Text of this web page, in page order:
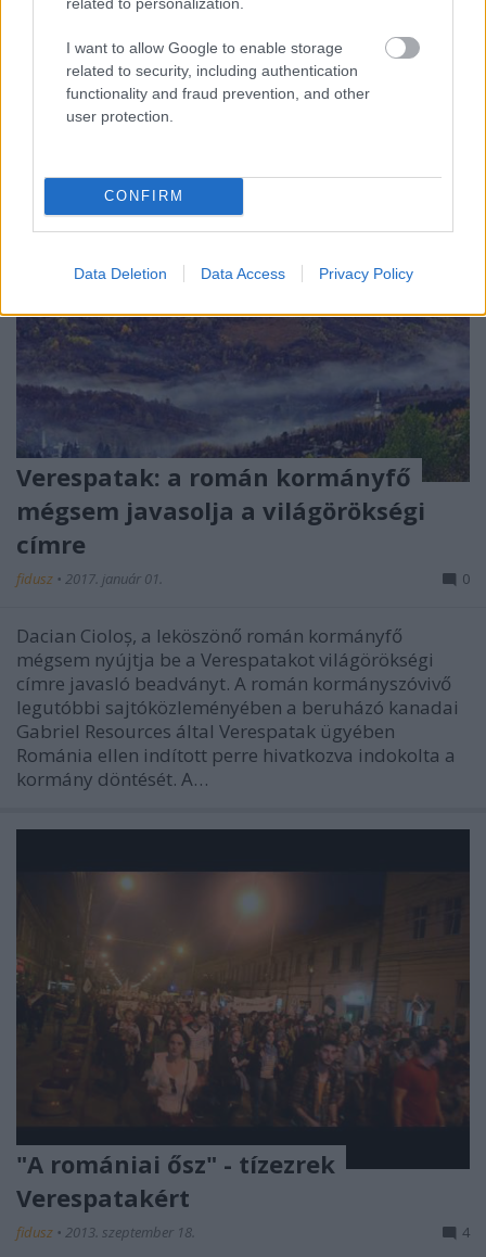
I want to allow Google to enable storage
related to security, including authentication
functionality and fraud prevention, and other
user protection.
CONFIRM
Data Deletion Data Access Privacy Policy
ezzel foglalkozó nemzetközi szervezetnek, az
UNESCO-nak. Ez a lépés remélhetőleg azt jelenti,
hogy Verespatak megmenekül, és nem épülhet meg
a cianidos technológiájú…
Verespatak: a román kormányfő
mégsem javasolja a világörökségi
címre
fidusz • 2017. január 01. 0
Dacian Cioloș, a leköszönő román kormányfő
mégsem nyújtja be a Verespatakot világörökségi
címre javasló beadványt. A román kormányszóvivő
legutóbbi sajtóközleményében a beruházó kanadai
Gabriel Resources által Verespatak ügyében
Románia ellen indított perre hivatkozva indokolta a
kormány döntését. A…
"A romániai ősz" - tízezrek
Verespatakért
fidusz • 2013. szeptember 18. 4